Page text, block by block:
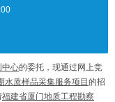
中心的委托，现通过网上竞
质样品采集服务项目 的招
福建省厦门地质工程勘察